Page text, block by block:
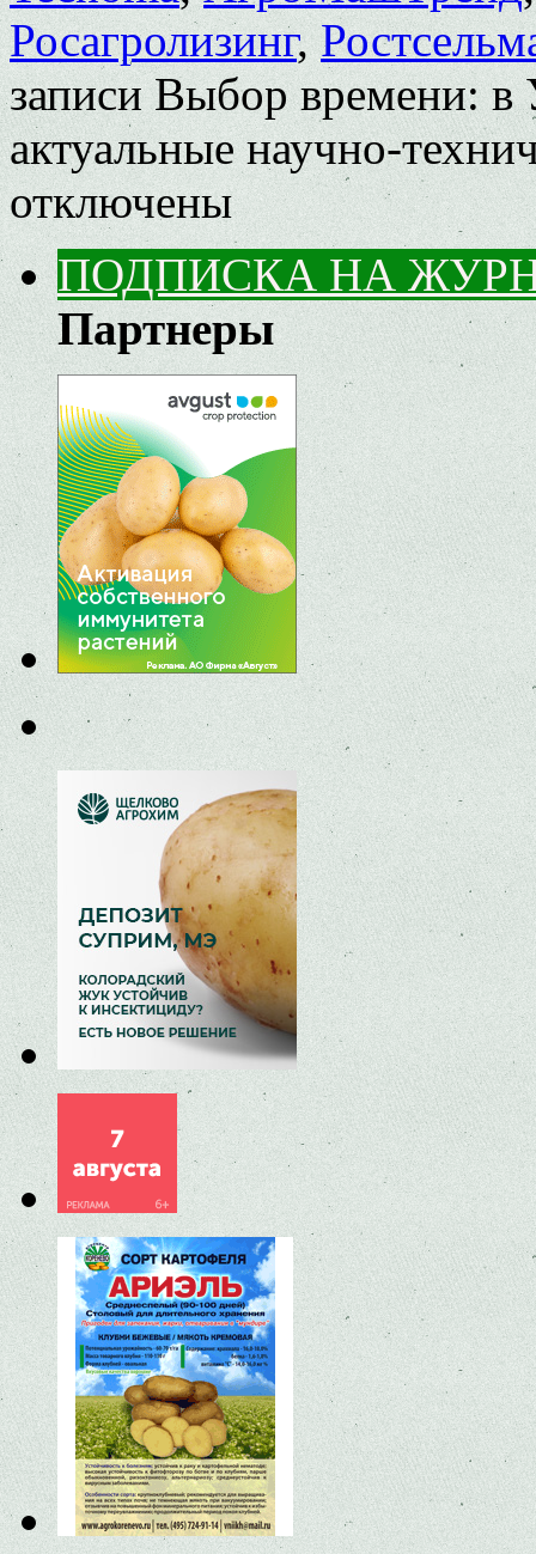
Росагролизинг,
записи Выбор времени: в
актуальные научно-
отключены
ПОДПИСКА НА
Партнеры